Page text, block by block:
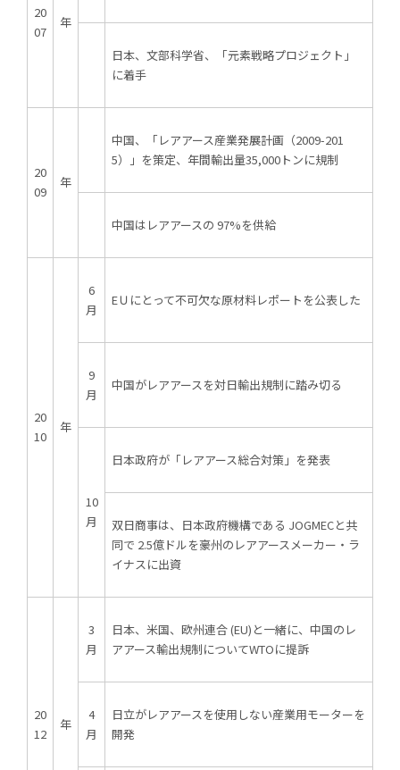
初めての方へ
20
07
年
日本、文部科学省、「元素戦略プロジェクト」
に着手
20
09
年
中国、「レアアース産業発展計画（2009-201
5）」を策定、年間輸出量35,000トンに規制
中国はレアアースの 97%を供給
20
10
年
6
月
EＵにとって不可欠な原材料レポートを公表した
9
月
中国がレアアースを対日輸出規制に踏み切る
10
月
日本政府が「レアアース総合対策」を発表
双日商事は、日本政府機構である JOGMECと共
同で 2.5億ドルを豪州のレアアースメーカー・ラ
イナスに出資
20
12
年
3
月
日本、米国、欧州連合 (EU)と一緒に、中国のレ
アアース輸出規制についてWTOに提訴
4
月
日立がレアアースを使用しない産業用モーターを
開発